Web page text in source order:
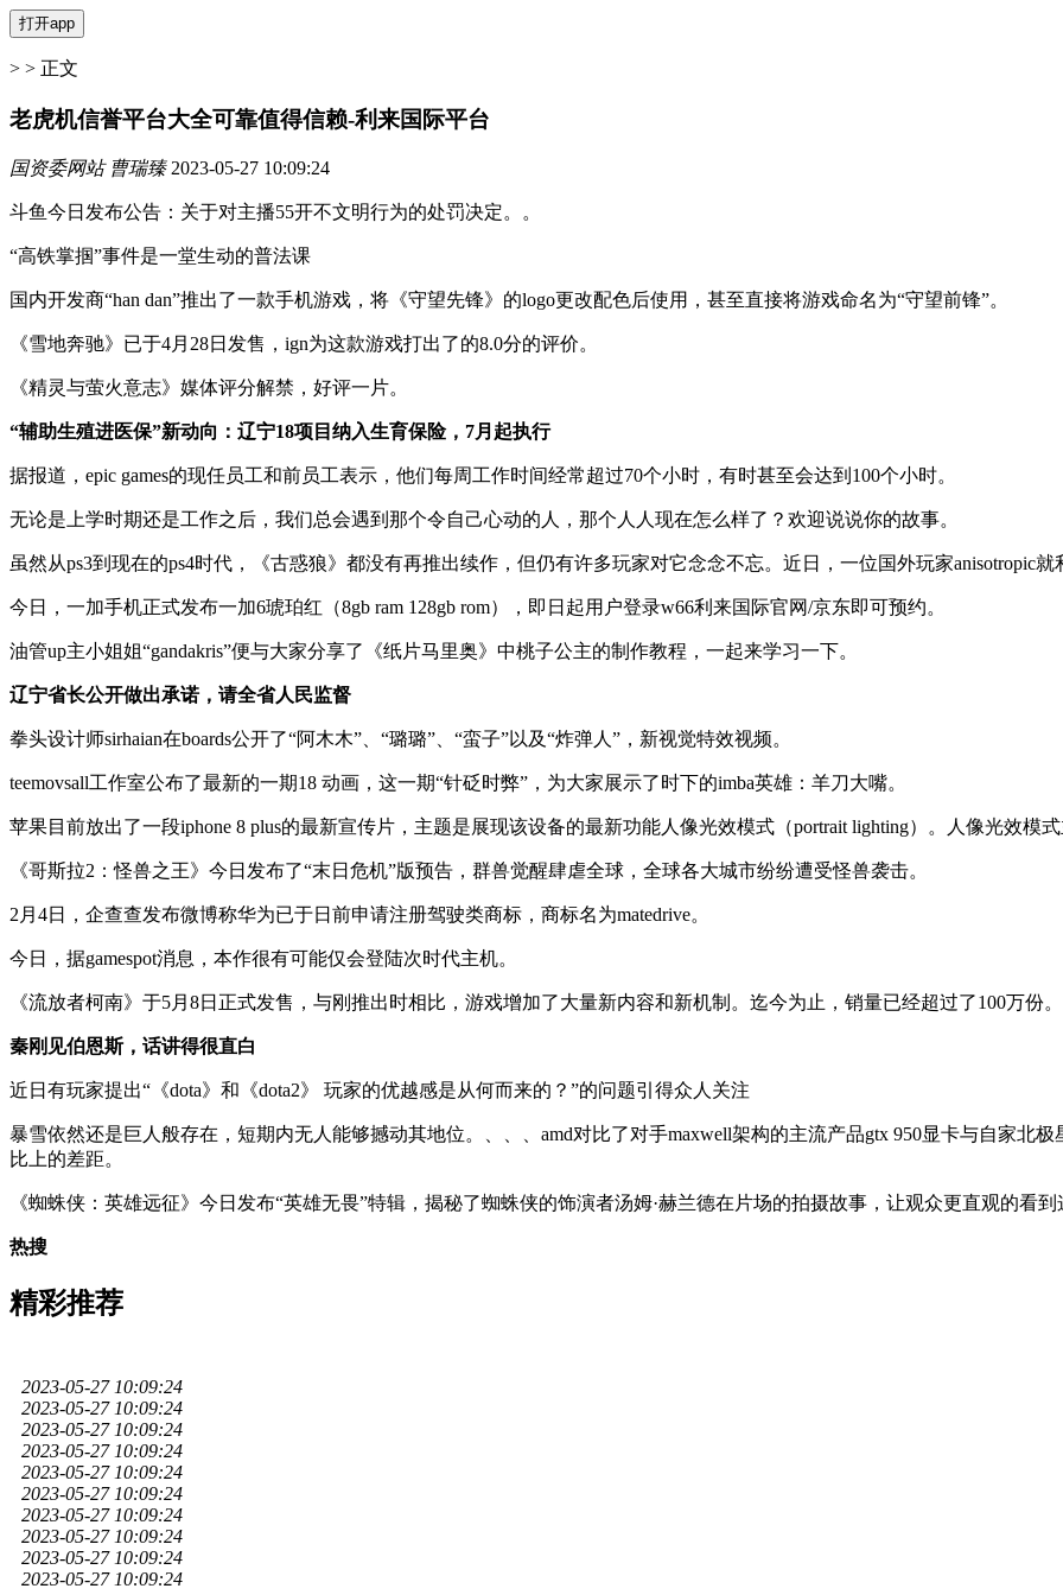
> > 正文
老虎机信誉平台大全可靠值得信赖-利来国际平台
国资委网站 曹瑞臻2023-05-27 10:09:24
斗鱼今日发布公告：关于对主播55开不文明行为的处罚决定。。
“高铁掌掴”事件是一堂生动的普法课
国内开发商“han dan”推出了一款手机游戏，将《守望先锋》的logo更改配色后使用，甚至直接将游戏命名为“守望前锋”。
《雪地奔驰》已于4月28日发售，ign为这款游戏打出了的8.0分的评价。
《精灵与萤火意志》媒体评分解禁，好评一片。
“辅助生殖进医保”新动向：辽宁18项目纳入生育保险，7月起执行
据报道，epic games的现任员工和前员工表示，他们每周工作时间经常超过70个小时，有时甚至会达到100个小时。
无论是上学时期还是工作之后，我们总会遇到那个令自己心动的人，那个人人现在怎么样了？欢迎说说你的故事。
虽然从ps3到现在的ps4时代，《古惑狼》都没有再推出续作，但仍有许多玩家对它念念不忘。近日，一位国外玩家anisotropic
今日，一加手机正式发布一加6琥珀红（8gb ram 128gb rom），即日起用户登录w66利来国际官网/京东即可预约。
油管up主小姐姐“gandakris”便与大家分享了《纸片马里奥》中桃子公主的制作教程，一起来学习一下。
辽宁省长公开做出承诺，请全省人民监督
拳头设计师sirhaian在boards公开了“阿木木”、“璐璐”、“蛮子”以及“炸弹人”，新视觉特效视频。
teemovsall工作室公布了最新的一期18 动画，这一期“针砭时弊”，为大家展示了时下的imba英雄：羊刀大嘴。
苹果目前放出了一段iphone 8 plus的最新宣传片，主题是展现该设备的最新功能人像光效模式（portrait lighting）。人像光效模
《哥斯拉2：怪兽之王》今日发布了“末日危机”版预告，群兽觉醒肆虐全球，全球各大城市纷纷遭受怪兽袭击。
2月4日，企查查发布微博称华为已于日前申请注册驾驶类商标，商标名为matedrive。
今日，据gamespot消息，本作很有可能仅会登陆次时代主机。
《流放者柯南》于5月8日正式发售，与刚推出时相比，游戏增加了大量新内容和新机制。迄今为止，销量已经超过了100万份。
秦刚见伯恩斯，话讲得很直白
近日有玩家提出“《dota》和《dota2》 玩家的优越感是从何而来的？”的问题引得众人关注
暴雪依然还是巨人般存在，短期内无人能够撼动其地位。、、、amd对比了对手maxwell架构的主流产品gtx 950显卡与自家北
比上的差距。
《蜘蛛侠：英雄远征》今日发布“英雄无畏”特辑，揭秘了蜘蛛侠的饰演者汤姆·赫兰德在片场的拍摄故事，让观众更直观的看
热搜
精彩推荐
2023-05-27 10:09:24
2023-05-27 10:09:24
2023-05-27 10:09:24
2023-05-27 10:09:24
2023-05-27 10:09:24
2023-05-27 10:09:24
2023-05-27 10:09:24
2023-05-27 10:09:24
2023-05-27 10:09:24
2023-05-27 10:09:24